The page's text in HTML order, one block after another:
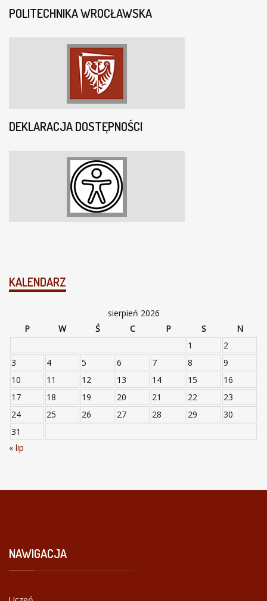
POLITECHNIKA WROCŁAWSKA
DEKLARACJA DOSTĘPNOŚCI
KALENDARZ
sierpień 2026
P
W Ś C P S
N
1
2
3
4 5 6 7 8
9
10
11 12 13 14 15
16
17
18 19 20 21 22
23
24
25 26 27 28 29
30
31
« lip
NAWIGACJA